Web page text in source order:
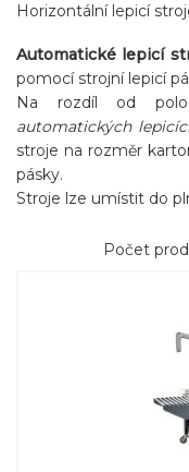
Horizontální lepicí
Automatické lepicí
pomocí strojní lepicí
Na rozdíl od
automatických
stroje na rozměr
pásky.
Stroje lze umístit do
Počet